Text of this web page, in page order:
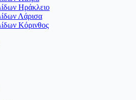
Ηράκλειο
Λάρισα
Κόρινθος